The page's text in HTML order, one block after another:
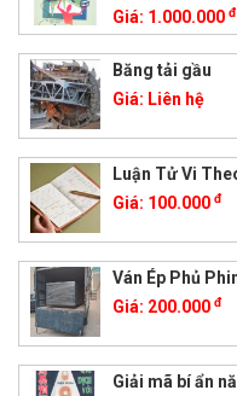
Giá: 1.000.000 đ
Băng tải gầu
Giá: Liên hệ
Luận Tử Vi
Giá: 100.000 đ
Ván Ép Phủ
Giá: 200.000 đ
Giải mã bí ẩn